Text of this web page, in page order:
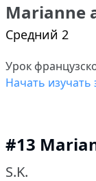
Marianne
Средний 2
Урок
Начать изучать
#13
S.K.